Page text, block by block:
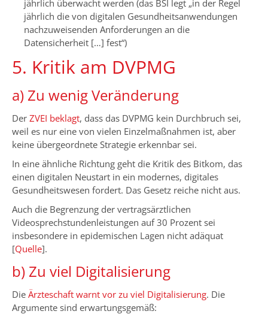
jährlich überwacht werden (das BSI legt „in der Regel
jährlich die von digitalen Gesundheitsanwendungen
nachzuweisenden Anforderungen an die
Datensicherheit […] fest“)
5. Kritik am DVPMG
a) Zu wenig Veränderung
Der ZVEI beklagt, dass das DVPMG kein Durchbruch sei,
weil es nur eine von vielen Einzelmaßnahmen ist, aber
keine übergeordnete Strategie erkennbar sei.
In eine ähnliche Richtung geht die Kritik des Bitkom, das
einen digitalen Neustart in ein modernes, digitales
Gesundheitswesen fordert. Das Gesetz reiche nicht aus.
Auch die Begrenzung der vertragsärztlichen
Videosprechstundenleistungen auf 30 Prozent sei
insbesondere in epidemischen Lagen nicht adäquat
[Quelle].
b) Zu viel Digitalisierung
Die Ärzteschaft warnt vor zu viel Digitalisierung. Die
Argumente sind erwartungsgemäß: